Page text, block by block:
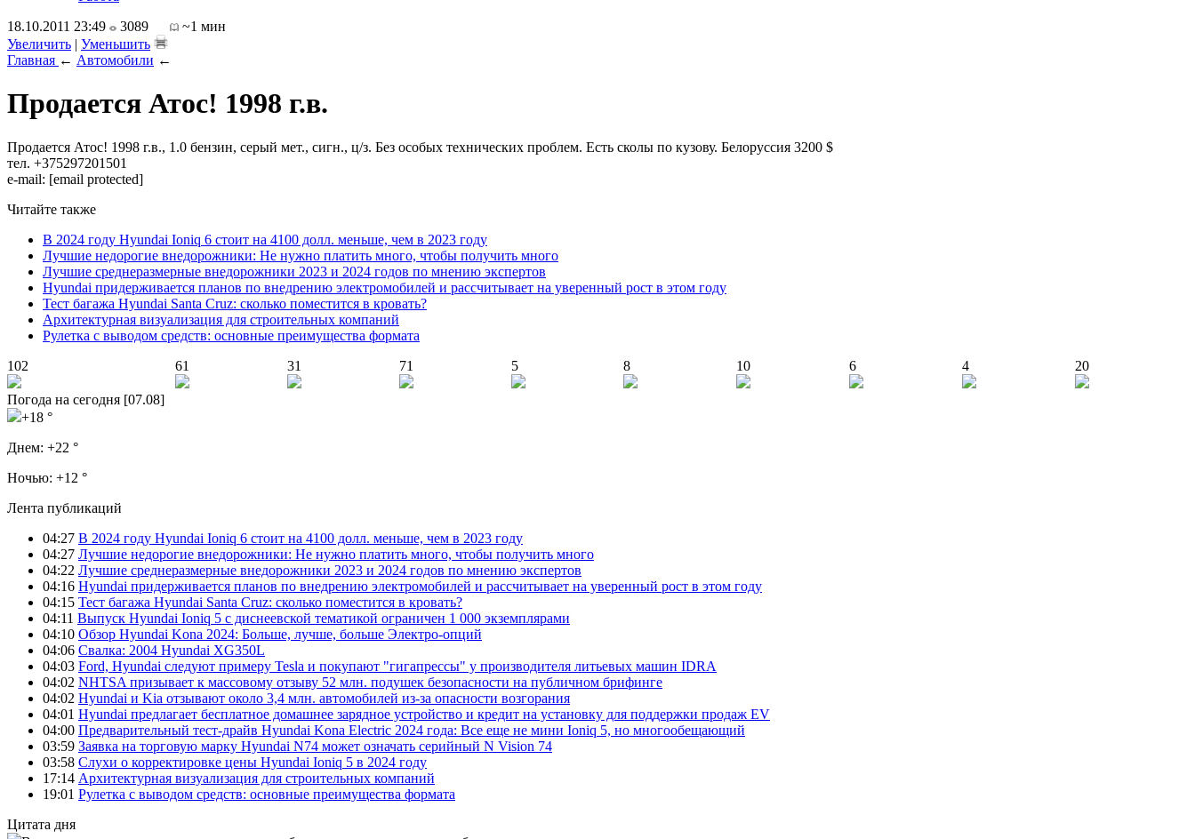
18.10.2011 23:49
3089
~1 мин
Увеличить | Уменьшить
Главная ← Автомобили ←
Продается Атос! 1998 г.в.
Продается Атос! 1998 г.в., 1.0 бензин, серый мет., сигн., ц/з. Без особых технических проблем. Есть сколы по кузову. Белоруссия 3200 $
тел. +375297201501
e-mail: [email protected]
Читайте также
В 2024 году Hyundai Ioniq 6 стоит на 4100 долл. меньше, чем в 2023 году
Лучшие недорогие внедорожники: Не нужно платить много, чтобы получить много
Лучшие среднеразмерные внедорожники 2023 и 2024 годов по мнению экспертов
Hyundai придерживается планов по внедрению электромобилей и рассчитывает на уверенный рост в этом году
Тест багажа Hyundai Santa Cruz: сколько поместится в кровать?
Архитектурная визуализация для строительных компаний
Рулетка с выводом средств: основные преимущества формата
102
61 31 71 5 8 10 6 4 20
Погода на сегодня [07.08]
+18 °
Днем: +22 °
Ночью: +12 °
Лента публикаций
04:27 В 2024 году Hyundai Ioniq 6 стоит на 4100 долл. меньше, чем в 2023 году
04:27 Лучшие недорогие внедорожники: Не нужно платить много, чтобы получить много
04:22 Лучшие среднеразмерные внедорожники 2023 и 2024 годов по мнению экспертов
04:16 Hyundai придерживается планов по внедрению электромобилей и рассчитывает на уверенный рост в этом году
04:15 Тест багажа Hyundai Santa Cruz: сколько поместится в кровать?
04:11 Выпуск Hyundai Ioniq 5 с диснеевской тематикой ограничен 1 000 экземплярами
04:10 Обзор Hyundai Kona 2024: Больше, лучше, больше Электро-опций
04:06 Свалка: 2004 Hyundai XG350L
04:03 Ford, Hyundai следуют примеру Tesla и покупают "гигапрессы" у производителя литьевых машин IDRA
04:02 NHTSA призывает к массовому отзыву 52 млн. подушек безопасности на публичном брифинге
04:02 Hyundai и Kia отзывают около 3,4 млн. автомобилей из-за опасности возгорания
04:01 Hyundai предлагает бесплатное домашнее зарядное устройство и кредит на установку для поддержки продаж EV
04:00 Предварительный тест-драйв Hyundai Kona Electric 2024 года: Все еще не мини Ioniq 5, но многообещающий
03:59 Заявка на торговую марку Hyundai N74 может означать серийный N Vision 74
03:58 Слухи о корректировке цены Hyundai Ioniq 5 в 2024 году
17:14 Архитектурная визуализация для строительных компаний
19:01 Рулетка с выводом средств: основные преимущества формата
Цитата дня